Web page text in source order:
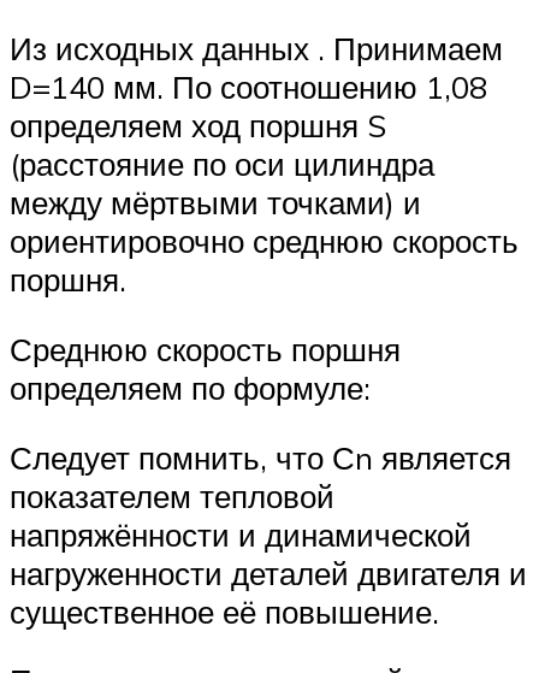
Из исходных данных . Принимаем
D=140 мм. По соотношению 1,08
определяем ход поршня S
(расстояние по оси цилиндра
между мёртвыми точками) и
ориентировочно среднюю скорость
поршня.
Среднюю скорость поршня
определяем по формуле:
Следует помнить, что Сn является
показателем тепловой
напряжённости и динамической
нагруженности деталей двигателя и
существенное её повышение.